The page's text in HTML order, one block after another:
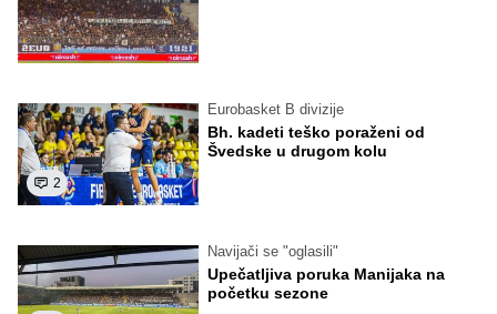
2
Eurobasket B divizije
Bh. kadeti teško poraženi od
Švedske u drugom kolu
Navijači se "oglasili"
Upečatljiva poruka Manijaka na
početku sezone